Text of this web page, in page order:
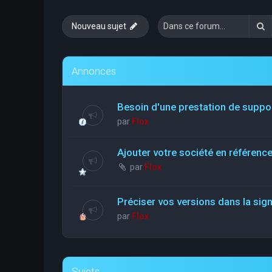
Nouveau sujet
Annonces
Besoin d'une prestation de
par Flox
Ajouter votre société en
par Flox
Préciser vos versions dans la
par Flox